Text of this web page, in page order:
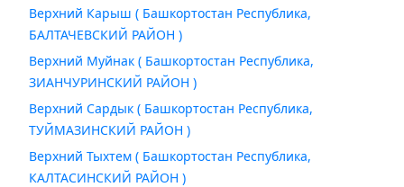
Верхний Карыш ( Башкортостан Республика,
БАЛТАЧЕВСКИЙ РАЙОН )
Верхний Муйнак ( Башкортостан Республика,
ЗИАНЧУРИНСКИЙ РАЙОН )
Верхний Сардык ( Башкортостан Республика,
ТУЙМАЗИНСКИЙ РАЙОН )
Верхний Тыхтем ( Башкортостан Республика,
КАЛТАСИНСКИЙ РАЙОН )